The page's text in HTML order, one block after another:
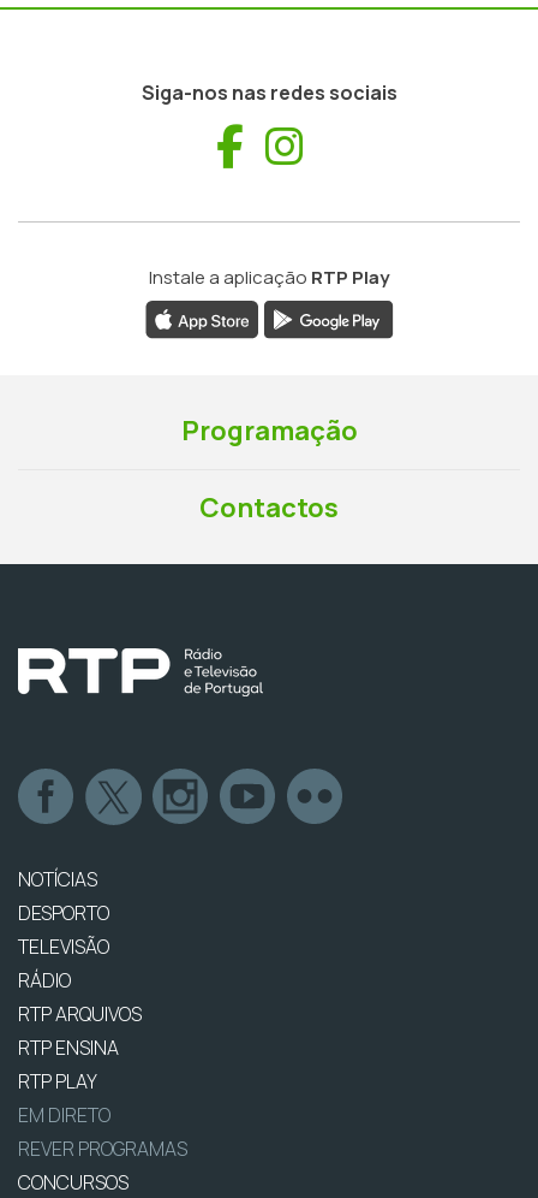
Siga-nos nas redes sociais
Facebook
Instale a aplicação RTP Play
Programação
Contactos
NOTÍCIAS
DESPORTO
TELEVISÃO
RÁDIO
RTP ARQUIVOS
RTP ENSINA
RTP PLAY
EM DIRETO
REVER PROGRAMAS
CONCURSOS